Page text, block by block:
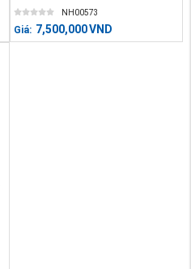
NH00573
Giá: 7,500,000VND